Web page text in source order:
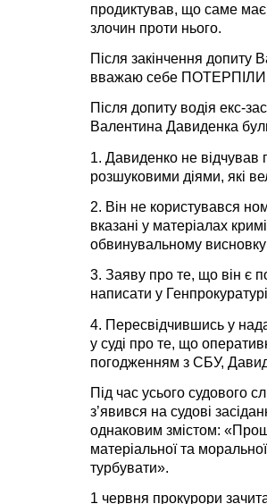
продиктував, що саме має
злочин проти нього.
Після закінчення допиту
вважаю себе
Після допиту водія екс-
Валентина Давиденка
1. Давиденко не відчував
розшуковими діями, які
2. Він не користувався
вказані у матеріалах
обвинувальному
3. Заяву про те, що він є
написати у
4. Пересвідчившись у
у суді про те, що
погодженням з СБУ,
Під час усього судового
з’явився на судові
однаковим змістом:
матеріальної та
турбувати».
1 червня прокурори